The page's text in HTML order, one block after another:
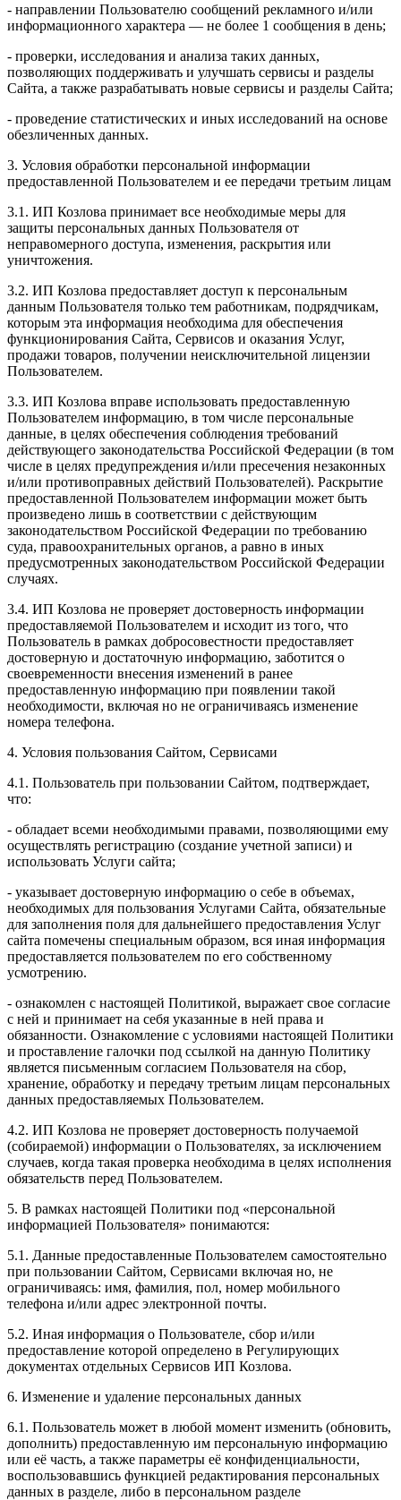
- направлении Пользователю сообщений рекламного и/или
информационного характера — не более 1 сообщения в день;
- проверки, исследования и анализа таких данных,
позволяющих поддерживать и улучшать сервисы и разделы
Сайта, а также разрабатывать новые сервисы и разделы Сайта;
- проведение статистических и иных исследований на основе
обезличенных данных.
3. Условия обработки персональной информации
предоставленной Пользователем и ее передачи третьим лицам
3.1. ИП Козлова принимает все необходимые меры для
защиты персональных данных Пользователя от
неправомерного доступа, изменения, раскрытия или
уничтожения.
3.2. ИП Козлова предоставляет доступ к персональным
данным Пользователя только тем работникам, подрядчикам,
которым эта информация необходима для обеспечения
функционирования Сайта, Сервисов и оказания Услуг,
продажи товаров, получении неисключительной лицензии
Пользователем.
3.3. ИП Козлова вправе использовать предоставленную
Пользователем информацию, в том числе персональные
данные, в целях обеспечения соблюдения требований
действующего законодательства Российской Федерации (в том
числе в целях предупреждения и/или пресечения незаконных
и/или противоправных действий Пользователей). Раскрытие
предоставленной Пользователем информации может быть
произведено лишь в соответствии с действующим
законодательством Российской Федерации по требованию
суда, правоохранительных органов, а равно в иных
предусмотренных законодательством Российской Федерации
случаях.
3.4. ИП Козлова не проверяет достоверность информации
предоставляемой Пользователем и исходит из того, что
Пользователь в рамках добросовестности предоставляет
достоверную и достаточную информацию, заботится о
своевременности внесения изменений в ранее
предоставленную информацию при появлении такой
необходимости, включая но не ограничиваясь изменение
номера телефона.
4. Условия пользования Сайтом, Сервисами
4.1. Пользователь при пользовании Сайтом, подтверждает,
что:
- обладает всеми необходимыми правами, позволяющими ему
осуществлять регистрацию (создание учетной записи) и
использовать Услуги сайта;
- указывает достоверную информацию о себе в объемах,
необходимых для пользования Услугами Сайта, обязательные
для заполнения поля для дальнейшего предоставления Услуг
сайта помечены специальным образом, вся иная информация
предоставляется пользователем по его собственному
усмотрению.
- ознакомлен с настоящей Политикой, выражает свое согласие
с ней и принимает на себя указанные в ней права и
обязанности. Ознакомление с условиями настоящей Политики
и проставление галочки под ссылкой на данную Политику
является письменным согласием Пользователя на сбор,
хранение, обработку и передачу третьим лицам персональных
данных предоставляемых Пользователем.
4.2. ИП Козлова не проверяет достоверность получаемой
(собираемой) информации о Пользователях, за исключением
случаев, когда такая проверка необходима в целях исполнения
обязательств перед Пользователем.
5. В рамках настоящей Политики под «персональной
информацией Пользователя» понимаются:
5.1. Данные предоставленные Пользователем самостоятельно
при пользовании Сайтом, Сервисами включая но, не
ограничиваясь: имя, фамилия, пол, номер мобильного
телефона и/или адрес электронной почты.
5.2. Иная информация о Пользователе, сбор и/или
предоставление которой определено в Регулирующих
документах отдельных Сервисов ИП Козлова.
6. Изменение и удаление персональных данных
6.1. Пользователь может в любой момент изменить (обновить,
дополнить) предоставленную им персональную информацию
или её часть, а также параметры её конфиденциальности,
воспользовавшись функцией редактирования персональных
данных в разделе, либо в персональном разделе